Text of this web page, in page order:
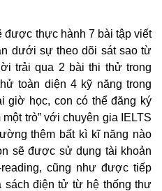
được thực hành 7 bài tập viết
dưới sự theo dõi sát sao từ
trải qua 2 bài thi thử trong
toàn diện 4 kỹ năng trong
giờ học, con có thể đăng ký
trò” với chuyên gia IELTS
thêm bất kì kĩ năng nào
sẽ được sử dụng tài khoản
cũng như được tiếp
sách điện tử từ hệ thống thư